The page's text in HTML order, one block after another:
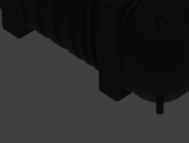
ÅTERFÖRSÄLJARE MARK/VA